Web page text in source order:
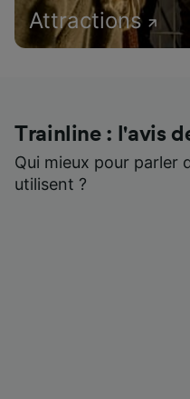
Attractions
Trainline : l'avis
Qui mieux pour parler
utilisent ?